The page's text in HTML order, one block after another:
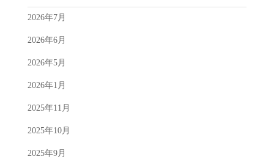
2026年7月
2026年6月
2026年5月
2026年1月
2025年11月
2025年10月
2025年9月